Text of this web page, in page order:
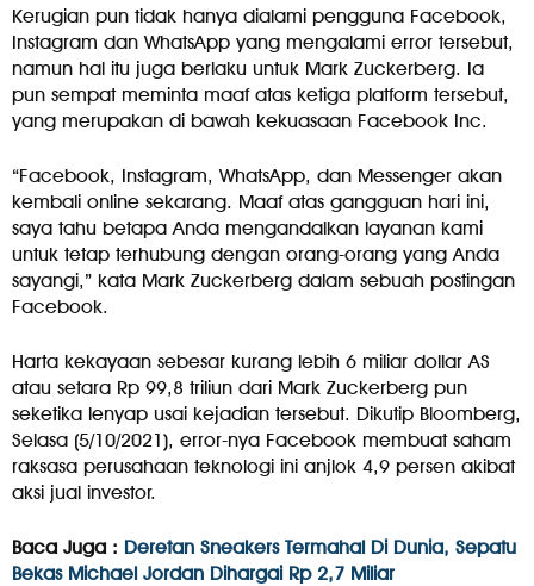
Kerugian pun tidak hanya dialami pengguna Facebook,
Instagram dan WhatsApp yang mengalami error tersebut,
namun hal itu juga berlaku untuk Mark Zuckerberg. Ia
pun sempat meminta maaf atas ketiga platform tersebut,
yang merupakan di bawah kekuasaan Facebook Inc.
“Facebook, Instagram, WhatsApp, dan Messenger akan
kembali online sekarang. Maaf atas gangguan hari ini,
saya tahu betapa Anda mengandalkan layanan kami
untuk tetap terhubung dengan orang-orang yang Anda
sayangi,” kata Mark Zuckerberg dalam sebuah postingan
Facebook.
Harta kekayaan sebesar kurang lebih 6 miliar dollar AS
atau setara Rp 99,8 triliun dari Mark Zuckerberg pun
seketika lenyap usai kejadian tersebut. Dikutip Bloomberg,
Selasa (5/10/2021), error-nya Facebook membuat saham
raksasa perusahaan teknologi ini anjlok 4,9 persen akibat
aksi jual investor.
Baca Juga : Deretan Sneakers Termahal Di Dunia, Sepatu
Bekas Michael Jordan Dihargai Rp 2,7 Miliar